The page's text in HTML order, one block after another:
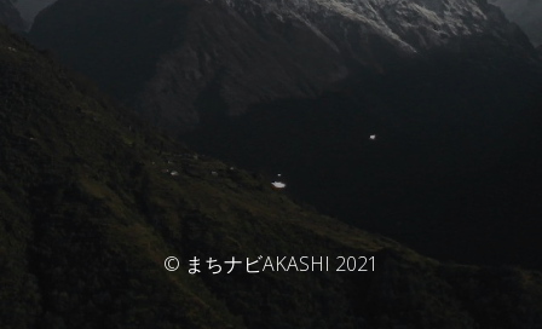
© まちナビAKASHI 2021